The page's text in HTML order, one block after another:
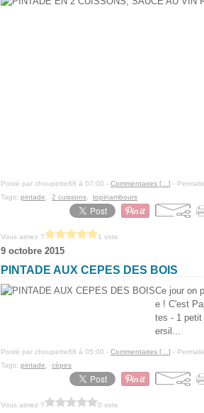
Posté par choupette88 à 07:00 - Commentaires [ ] -
Tags: pintade 2 cuissons topinambours
Vous aimez ? 1 vote
9 octobre 2015
PINTADE AUX CEPES DES BOIS
Ce jour on
e ! C'est
tes - 1 petit
ersil...
Posté par choupette88 à 05:00 - Commentaires [ ] -
Tags: pintade cèpes
Vous aimez ? 0 vote